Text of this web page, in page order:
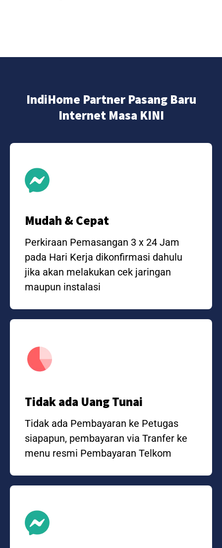
IndiHome Partner Pasang Baru
Internet Masa KINI
Mudah & Cepat
Perkiraan Pemasangan 3 x 24 Jam
pada Hari Kerja dikonfirmasi dahulu
jika akan melakukan cek jaringan
maupun instalasi
Tidak ada Uang Tunai
Tidak ada Pembayaran ke Petugas
siapapun, pembayaran via Tranfer ke
menu resmi Pembayaran Telkom